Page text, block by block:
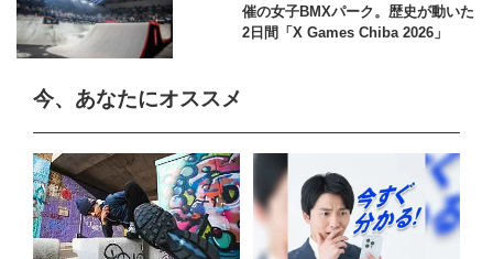
催の女子BMXパーク。歴史が動いた
2日間「X Games Chiba 2026」
今、あなたにオススメ